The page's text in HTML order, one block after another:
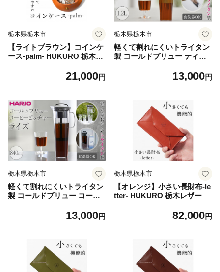
栃木県栃木市
【ライトブラウン】コインケ
ース-palm- HUKURO 栃木レ
21,000円
栃木県栃木市
軽くて割れにくいトライタン
製 コールドブリュー ティー
ハリオ ポット サーバー 容器
13,000円
栃木県栃木市
軽くて割れにくいトライタン
製 コールドブリュー コーヒ
O ハリオ ポット サーバー 容
13,000円
栃木県栃木市
【オレンジ】小さい長財布-le
tter- HUKURO 栃木レザー
82,000円